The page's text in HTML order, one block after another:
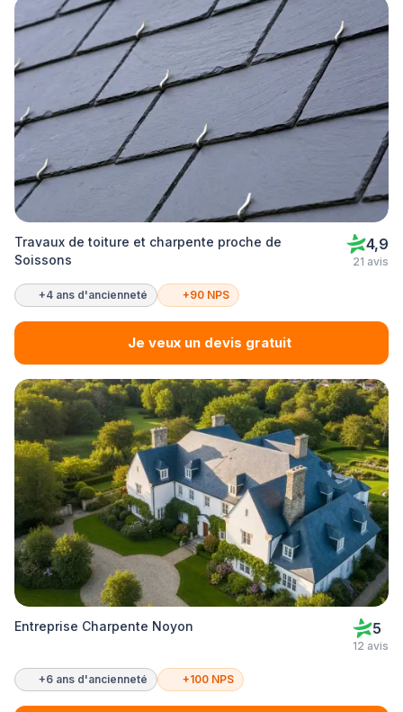
Travaux de toiture et charpente proche de
Soissons
4,9
21 avis
+4 ans d'ancienneté +90 NPS
Je veux un devis gratuit
Entreprise Charpente Noyon 5
12 avis
+6 ans d'ancienneté +100 NPS